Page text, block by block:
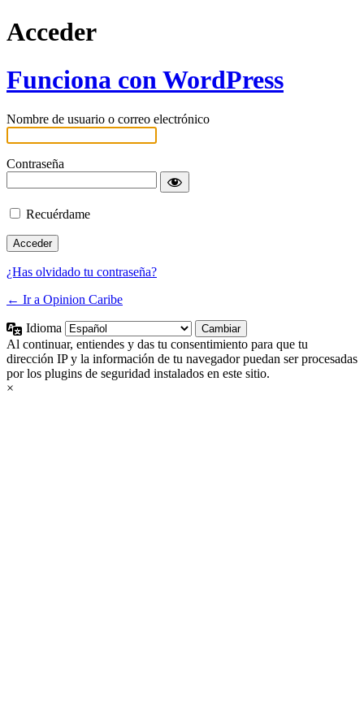
Acceder
Funciona con WordPress
Nombre de usuario o correo electrónico
Contraseña
Recuérdame
¿Has olvidado tu contraseña?
← Ir a Opinion Caribe
Idioma
Al continuar, entiendes y das tu consentimiento para que tu
dirección IP y la información de tu navegador puedan ser procesadas
por los plugins de seguridad instalados en este sitio.
×